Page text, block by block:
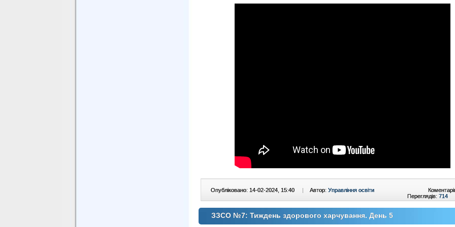
Опубліковано: 14-02-2024, 15:40 | Автор: Управління освіти
Переглядів: 714
ЗЗСО №7: Тиждень здорового харчування. День 5